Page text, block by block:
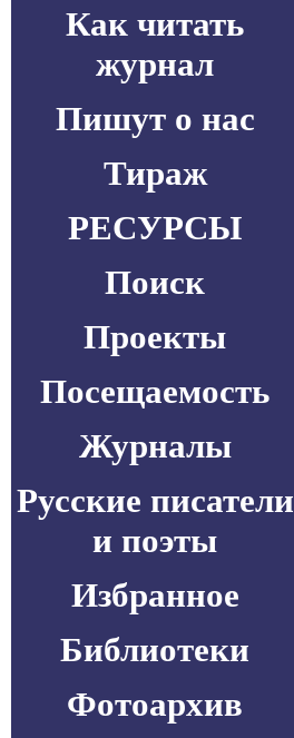
Как читать
журнал
Пишут о нас
Тираж
РЕСУРСЫ
Поиск
Проекты
Посещаемость
Журналы
Русские писатели
и поэты
Избранное
Библиотеки
Фотоархив